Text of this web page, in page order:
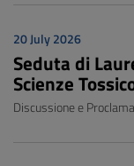
20 July 2026
Seduta di
Scienze
Discussione e